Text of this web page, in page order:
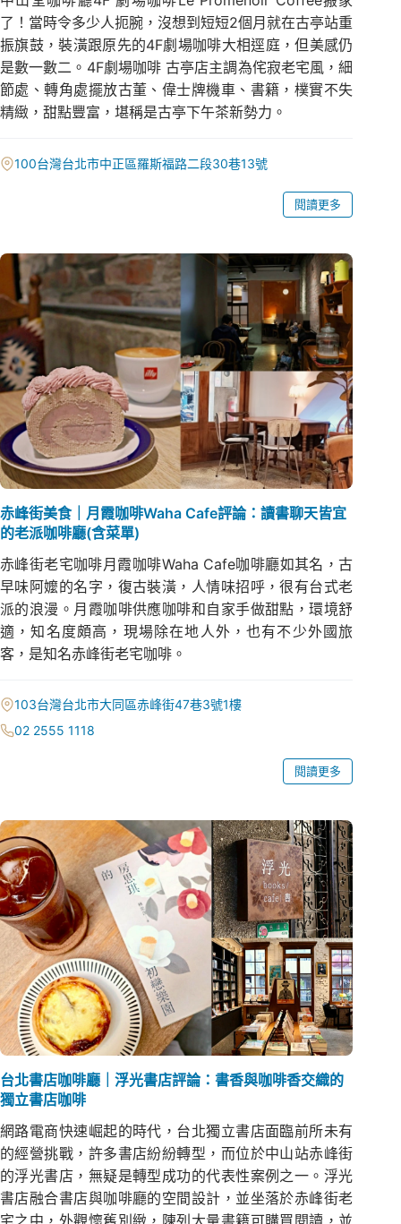
了！當時令多少人扼腕，沒想到短短2個月就在古亭站重
振旗鼓，裝潢跟原先的4F劇場咖啡大相逕庭，但美感仍
是數一數二。4F劇場咖啡 古亭店主調為侘寂老宅風，細
節處、轉角處擺放古董、偉士牌機車、書籍，樸實不失
精緻，甜點豐富，堪稱是古亭下午茶新勢力。
100台灣台北市中正區羅斯福路二段30巷13號
閱讀更多
赤峰街美食｜月霞咖啡Waha Cafe評論：讀書聊天皆宜
的老派咖啡廳(含菜單)
赤峰街老宅咖啡月霞咖啡Waha Cafe咖啡廳如其名，古
早味阿嬤的名字，復古裝潢，人情味招呼，很有台式老
派的浪漫。月霞咖啡供應咖啡和自家手做甜點，環境舒
適，知名度頗高，現場除在地人外，也有不少外國旅
客，是知名赤峰街老宅咖啡。
103台灣台北市大同區赤峰街47巷3號1樓
02 2555 1118
閱讀更多
台北書店咖啡廳｜浮光書店評論：書香與咖啡香交織的
獨立書店咖啡
網路電商快速崛起的時代，台北獨立書店面臨前所未有
的經營挑戰，許多書店紛紛轉型，而位於中山站赤峰街
的浮光書店，無疑是轉型成功的代表性案例之一。浮光
書店融合書店與咖啡廳的空間設計，並坐落於赤峰街老
宅之中，外觀懷舊別緻，陳列大量書籍可購買閱讀，並